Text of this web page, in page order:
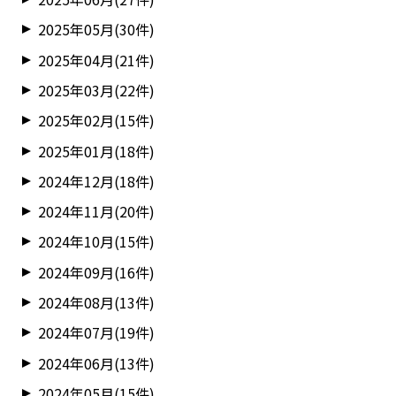
2025年05月(30件)
2025年04月(21件)
2025年03月(22件)
2025年02月(15件)
2025年01月(18件)
2024年12月(18件)
2024年11月(20件)
2024年10月(15件)
2024年09月(16件)
2024年08月(13件)
2024年07月(19件)
2024年06月(13件)